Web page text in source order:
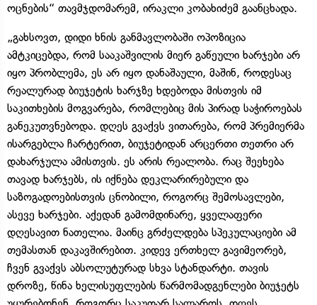
ოცნების“ თავმჯდომარემ, ირაკლი კობახიძემ გაანცხადა.
„გახსოვთ, დიდი ხნის განმავლობაში ოპოზიცია
ამტკიცებდა, რომ სააკაშვილის მიერ გაწეული ხარჯები არ
იყო პრობლემა, ეს არ იყო დანაშაული, მაშინ, როდესაც
რეალურად ბიუჯეტის ხარჯზე ხდებოდა მისთვის იმ
საკითხების მოგვარება, რომლებიც მის პირად საჭიროებას
განეკუთვნებოდა. დღეს გვაქვს ვითარება, რომ პრემიერმა
ისარგებლა ჩარტერით, ბიუჯეტიდან არცერთი თეთრი არ
დახარჯულა ამისთვის. ეს არის რეალობა. რაც შეეხება
თავად ხარჯებს, ის იქნება დეკლარირებული და
საზოგადოებისთვის ცნობილი, როგორც შემოსავლები,
ასევე ხარჯები. აქედან გამომდინარე, ყველაფერი
დღესავით ნათელია. მაინც გრძელდება სპეკულაციები ამ
თემასთან დაკავშირებით. კიდევ ერთხელ გავიმეორებ,
ჩვენ გვაქვს აბსოლუტურად სხვა სტანდარტი. თავის
დროზე, წინა ხელისუფლების წარმომადგენლები ბიუჯეტს